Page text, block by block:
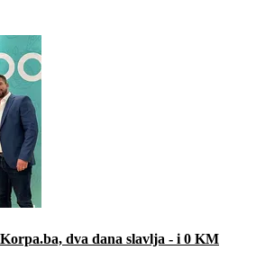
dva dana slavlja - i 0 KM